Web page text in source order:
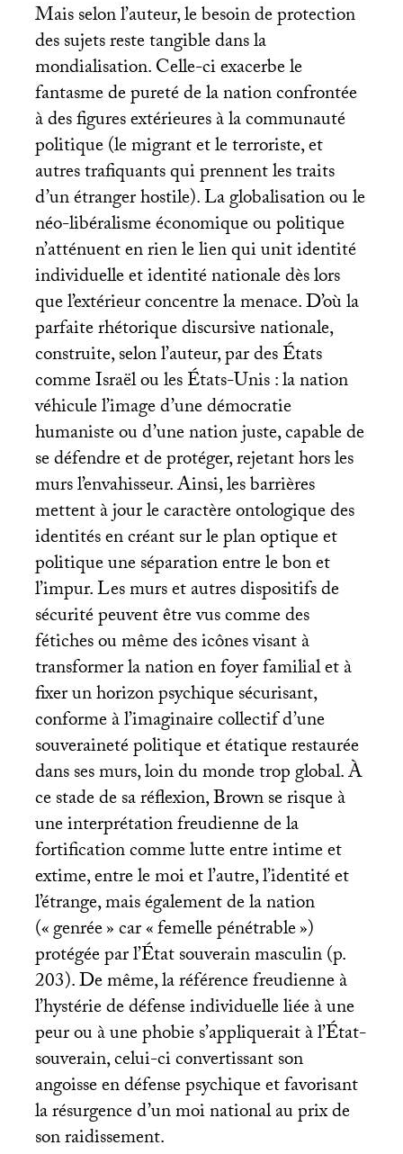
Mais selon l’auteur, le besoin de protection
des sujets reste tangible dans la
mondialisation. Celle-ci exacerbe le
fantasme de pureté de la nation confrontée
à des figures extérieures à la communauté
politique (le migrant et le terroriste, et
autres trafiquants qui prennent les traits
d’un étranger hostile). La globalisation ou le
néo-libéralisme économique ou politique
n’atténuent en rien le lien qui unit identité
individuelle et identité nationale dès lors
que l’extérieur concentre la menace. D’où la
parfaite rhétorique discursive nationale,
construite, selon l’auteur, par des États
comme Israël ou les États-Unis : la nation
véhicule l’image d’une démocratie
humaniste ou d’une nation juste, capable de
se défendre et de protéger, rejetant hors les
murs l’envahisseur. Ainsi, les barrières
mettent à jour le caractère ontologique des
identités en créant sur le plan optique et
politique une séparation entre le bon et
l’impur. Les murs et autres dispositifs de
sécurité peuvent être vus comme des
fétiches ou même des icônes visant à
transformer la nation en foyer familial et à
fixer un horizon psychique sécurisant,
conforme à l’imaginaire collectif d’une
souveraineté politique et étatique restaurée
dans ses murs, loin du monde trop global. À
ce stade de sa réflexion, Brown se risque à
une interprétation freudienne de la
fortification comme lutte entre intime et
extime, entre le moi et l’autre, l’identité et
l’étrange, mais également de la nation
(«genrée» car «femelle pénétrable»)
protégée par l’État souverain masculin (p.
203). De même, la référence freudienne à
l’hystérie de défense individuelle liée à une
peur ou à une phobie s’appliquerait à l’État-
souverain, celui-ci convertissant son
angoisse en défense psychique et favorisant
la résurgence d’un moi national au prix de
son raidissement.